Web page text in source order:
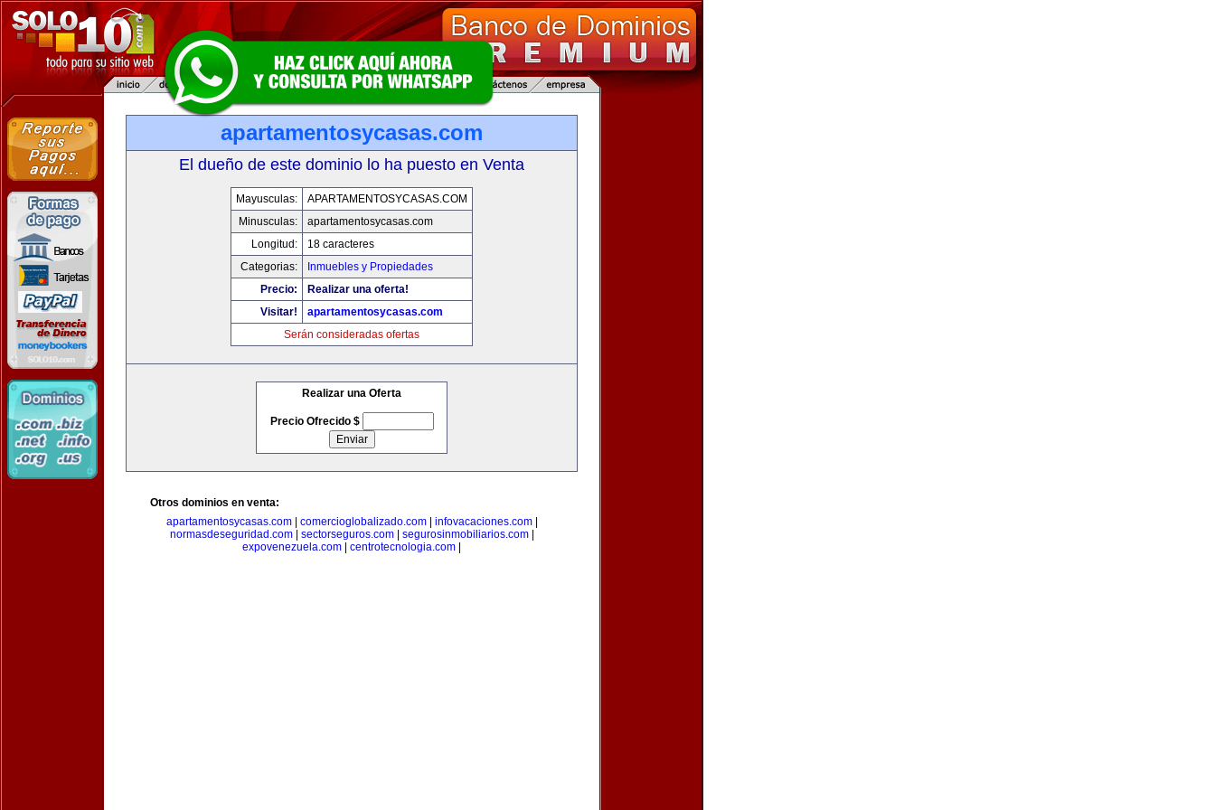
apartamentosycasas.com
El dueño de este dominio lo ha puesto en Venta
Mayusculas:
APARTAMENTOSYCASAS.COM
Minusculas:
apartamentosycasas.com
Longitud:
18 caracteres
Categorias:
Inmuebles y Propiedades
Precio:
Realizar una oferta!
Visitar!
apartamentosycasas.com
Serán consideradas ofertas
Realizar una Oferta
Precio Ofrecido $
Otros dominios en venta:
apartamentosycasas.com| comercioglobalizado.com| infovacaciones.com|
normasdeseguridad.com| sectorseguros.com| segurosinmobiliarios.com|
expovenezuela.com
centrotecnologia.com